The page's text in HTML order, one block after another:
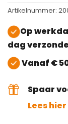
Artikelnummer:
Op
dag
Vanaf €
Spaar
Lees